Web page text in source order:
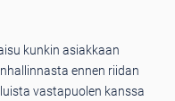
kunkin asiakkaan
ennen riidan
vastapuolen kanssa